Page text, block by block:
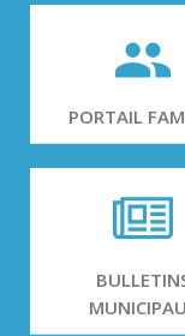
PORTAIL